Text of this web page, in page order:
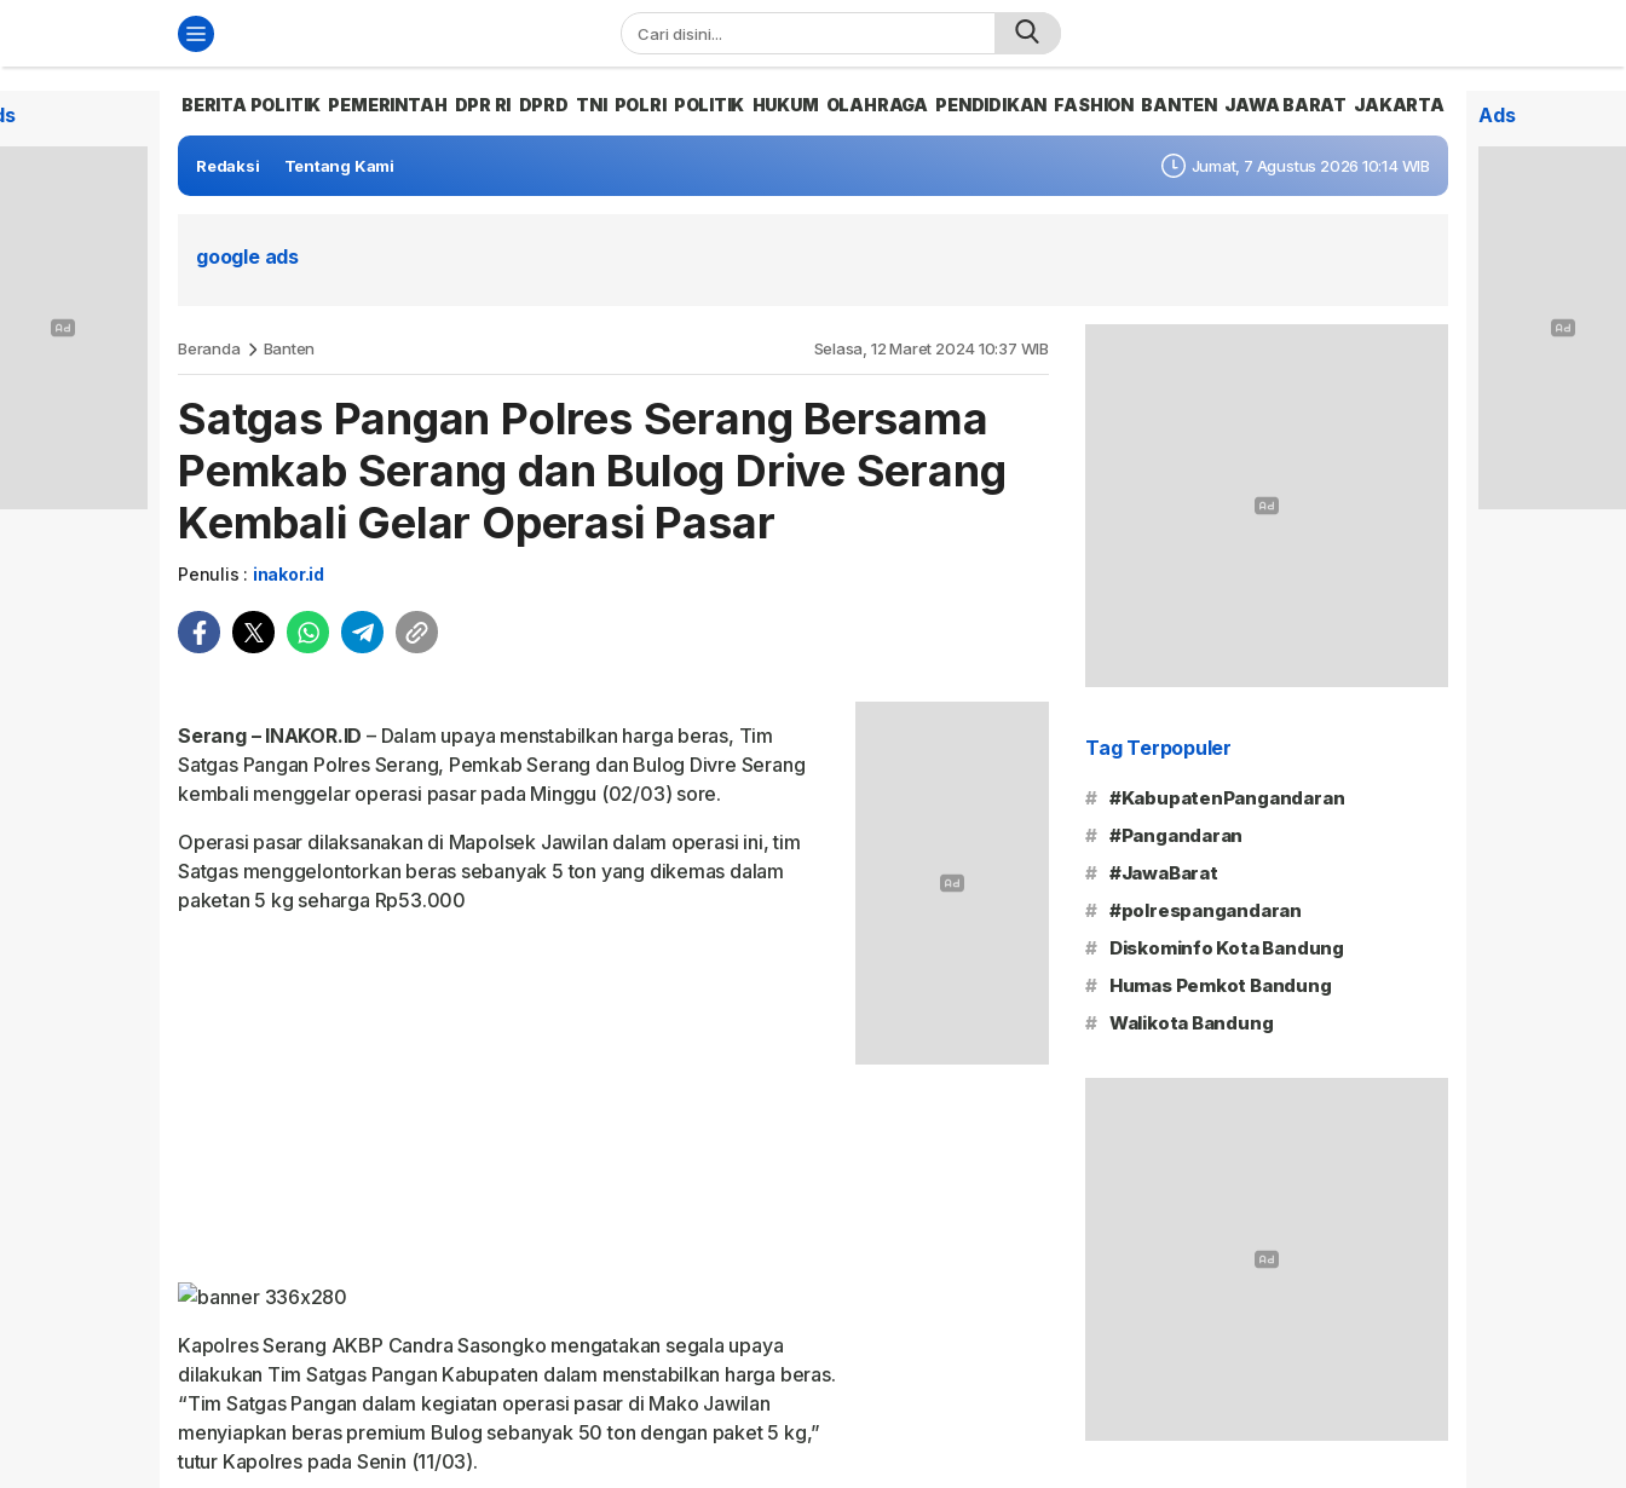
BERITA POLITIK PEMERINTAH DPR RI DPRD TNI POLRI POLITIK HUKUM OLAHRAGA PENDIDIKAN FASHION BANTEN JAWA BARAT JAKARTA
Redaksi Tentang Kami Jumat, 7 Agustus 2026 10:14 WIB
google ads
Beranda Banten Selasa, 12 Maret 2024 10:37 WIB
Satgas Pangan Polres Serang Bersama
Pemkab Serang dan Bulog Drive Serang
Kembali Gelar Operasi Pasar
Penulis : inakor.id
Serang – INAKOR.ID – Dalam upaya menstabilkan harga beras, Tim
Satgas Pangan Polres Serang, Pemkab Serang dan Bulog Divre Serang
kembali menggelar operasi pasar pada Minggu (02/03) sore.
Operasi pasar dilaksanakan di Mapolsek Jawilan dalam operasi ini, tim
Satgas menggelontorkan beras sebanyak 5 ton yang dikemas dalam
paketan 5 kg seharga Rp53.000
Kapolres Serang AKBP Candra Sasongko mengatakan segala upaya
dilakukan Tim Satgas Pangan Kabupaten dalam menstabilkan harga beras.
“Tim Satgas Pangan dalam kegiatan operasi pasar di Mako Jawilan
menyiapkan beras premium Bulog sebanyak 50 ton dengan paket 5 kg,”
tutur Kapolres pada Senin (11/03).
Tag Terpopuler
# #KabupatenPangandaran
# #Pangandaran
# #JawaBarat
# #polrespangandaran
# Diskominfo Kota Bandung
# Humas Pemkot Bandung
# Walikota Bandung
Ads